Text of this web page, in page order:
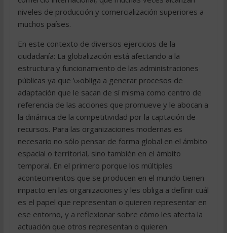
niveles de producción y comercialización superiores a
muchos países.
En este contexto de diversos ejercicios de la
ciudadanía: La globalización está afectando a la
estructura y funcionamiento de las administraciones
públicas ya que \»obliga a generar procesos de
adaptación que le sacan de sí misma como centro de
referencia de las acciones que promueve y le abocan a
la dinámica de la competitividad por la captación de
recursos. Para las organizaciones modernas es
necesario no sólo pensar de forma global en el ámbito
espacial o territorial, sino también en el ámbito
temporal. En el primero porque los múltiples
acontecimientos que se producen en el mundo tienen
impacto en las organizaciones y les obliga a definir cuál
es el papel que representan o quieren representar en
ese entorno, y a reflexionar sobre cómo les afecta la
actuación que otros representan o quieren